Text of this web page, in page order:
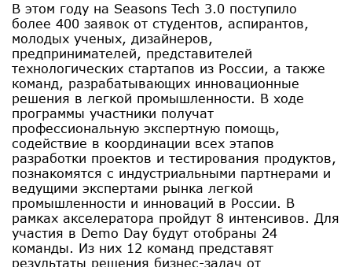
В этом году на Seasons Tech 3.0 поступило
более 400 заявок от студентов, аспирантов,
молодых ученых, дизайнеров,
предпринимателей, представителей
технологических стартапов из России, а также
команд, разрабатывающих инновационные
решения в легкой промышленности. В ходе
программы участники получат
профессиональную экспертную помощь,
содействие в координации всех этапов
разработки проектов и тестирования продуктов,
познакомятся с индустриальными партнерами и
ведущими экспертами рынка легкой
промышленности и инноваций в России. В
рамках акселератора пройдут 8 интенсивов. Для
участия в Demo Day будут отобраны 24
команды. Из них 12 команд представят
результаты решения бизнес-задач от